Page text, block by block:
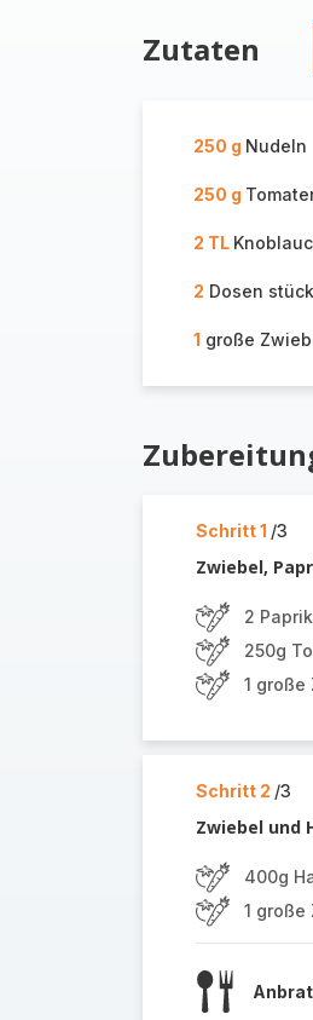
Zutaten
250 g Nudeln
250 g
2 TL
2 Dosen
1 große
Schritt 1 /3
Zwiebel,
2
250g
1 große
Schritt 2 /3
Zwiebel und
400g
1 große